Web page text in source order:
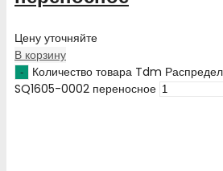
Цену уточняйте
В корзину
Количество товара Tdm
SQ1605-0002 переносное